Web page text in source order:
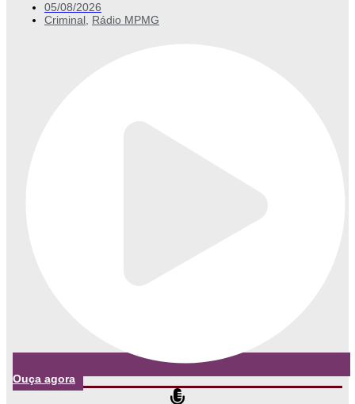
05/08/2026
Criminal Rádio MPMG
Ouça agora